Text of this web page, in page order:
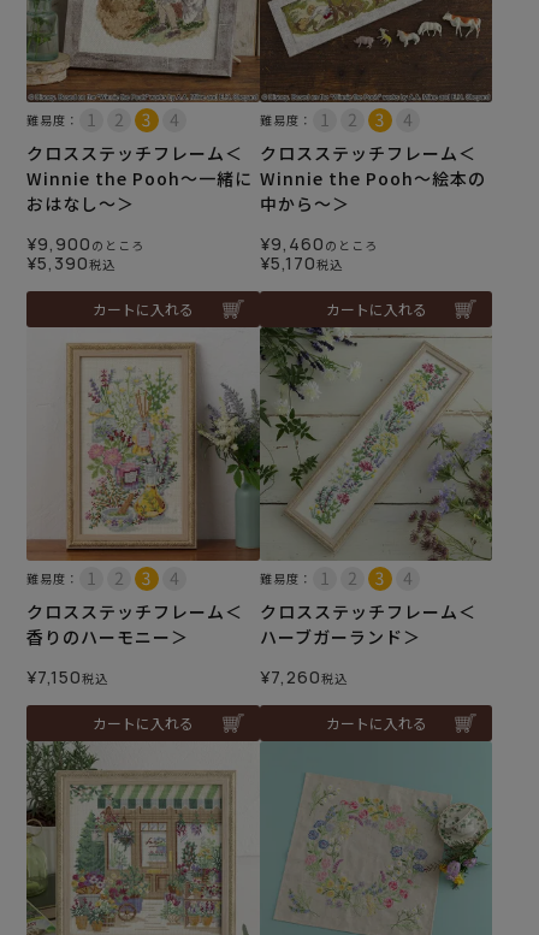
難易度：
クロスステッチフレーム＜
Winnie the Pooh～一緒に
おはなし～＞
¥9,900 のところ
¥5,390税込
カートに入れる
難易度：
クロスステッチフレーム＜
Winnie the Pooh～絵本の
中から～＞
¥9,460 のところ
¥5,170税込
カートに入れる
難易度：
クロスステッチフレーム＜
香りのハーモニー＞
¥7,150税込
カートに入れる
難易度：
クロスステッチフレーム＜
ハーブガーランド＞
¥7,260税込
カートに入れる